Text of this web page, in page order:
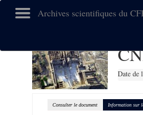
Archives scientifiques du
Date de
Consulter le document Information sur